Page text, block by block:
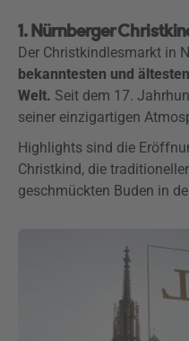
1. Nürnberger
Der Christkindlesmarkt in
bekanntesten und
Welt. Seit dem 17.
seiner einzigartigen
Highlights sind die
Christkind, die
geschmückten Buden in